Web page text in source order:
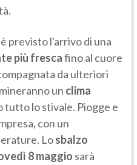
previsto l'arrivo di una
più frescafino al cuore
da ulteriori
un clima
tutto lo stivale. Piogge e
con un
Losbalzo
8 maggio sarà